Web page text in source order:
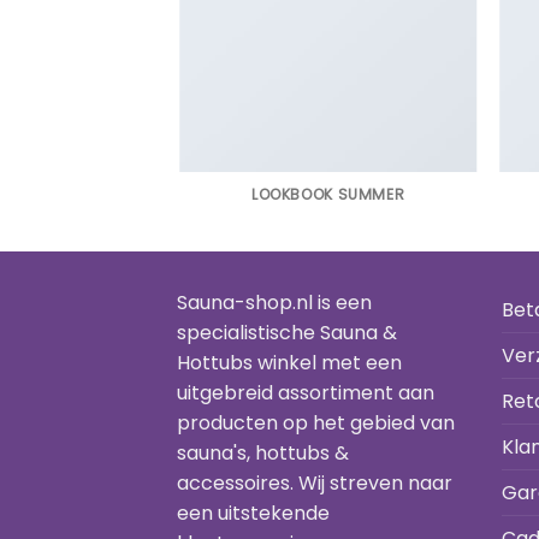
LOOKBOOK SUMMER
Sauna-shop.nl is een
specialistische Sauna &
Hottubs winkel met een
uitgebreid assortiment aan
producten op het gebied van
sauna's, hottubs &
accessoires. Wij streven naar
een uitstekende